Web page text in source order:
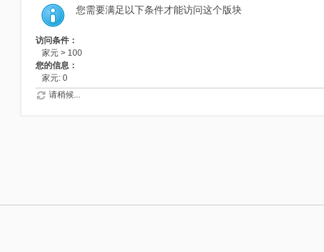
索
您需要满足以下条件才能访问这个版块
访问条件：
家元 > 100
您的信息：
家元: 0
请稍候...